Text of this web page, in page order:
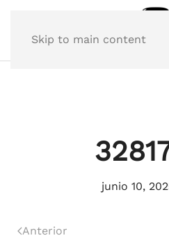
Skip to main content
junio 10,
Anterior